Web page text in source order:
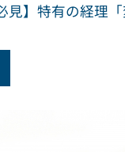
見】特有の経理